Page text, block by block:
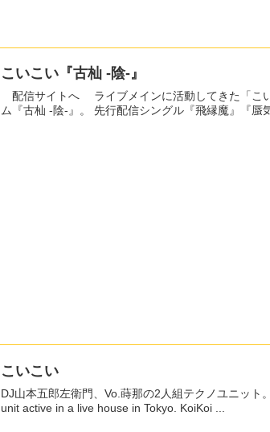
こいこい『古杣 -陰-』
配信サイトへ ライブメインに活動してきた「こいこい」が満を持して贈る、和のテイストを盛り込んだポップなテクノアルバ
ム『古杣 -陰-』。 先行配信シングル『飛縁魔』『
こいこい
DJ山本五郎左衛門、Vo.蒔那の2人組テクノユニット。
unit active in a live house in Tokyo. KoiKoi ...